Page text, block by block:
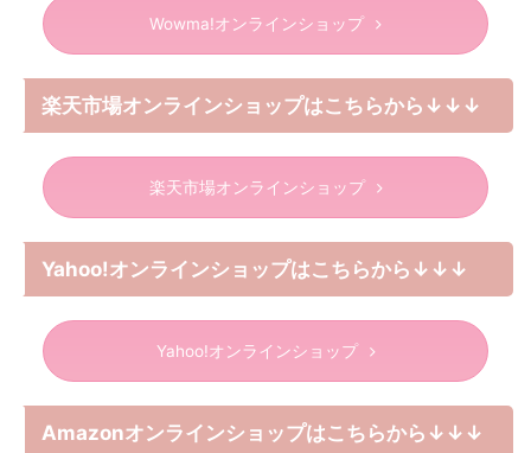
Wowma!オンラインショップ
楽天市場オンラインショップはこちらから↓↓↓
楽天市場オンラインショップ
Yahoo!オンラインショップはこちらから↓↓↓
Yahoo!オンラインショップ
Amazonオンラインショップはこちらから↓↓↓